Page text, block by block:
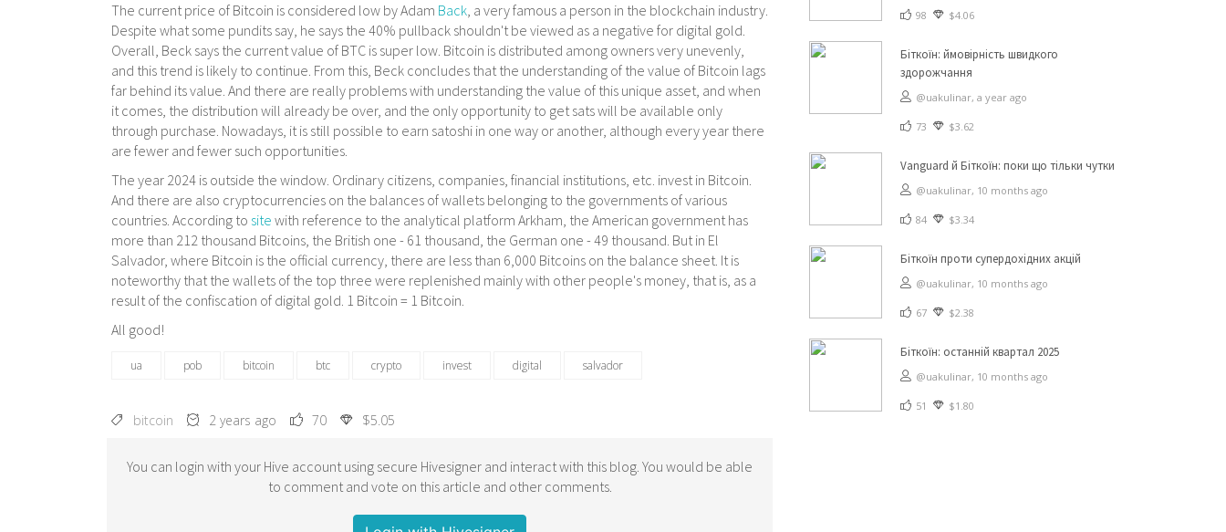
The current price of Bitcoin is considered low by Adam Back, a very famous a person in the blockchain industry.
Despite what some pundits say, he says the 40% pullback shouldn't be viewed as a negative for digital gold.
Overall, Beck says the current value of BTC is super low. Bitcoin is distributed among owners very unevenly,
and this trend is likely to continue. From this, Beck concludes that the understanding of the value of Bitcoin lags
far behind its value. And there are really problems with understanding the value of this unique asset, and when
it comes, the distribution will already be over, and the only opportunity to get sats will be available only
through purchase. Nowadays, it is still possible to earn satoshi in one way or another, although every year there
are fewer and fewer such opportunities.
The year 2024 is outside the window. Ordinary citizens, companies, financial institutions, etc. invest in Bitcoin.
And there are also cryptocurrencies on the balances of wallets belonging to the governments of various
countries. According to site with reference to the analytical platform Arkham, the American government has
more than 212 thousand Bitcoins, the British one - 61 thousand, the German one - 49 thousand. But in El
Salvador, where Bitcoin is the official currency, there are less than 6,000 Bitcoins on the balance sheet. It is
noteworthy that the wallets of the top three were replenished mainly with other people's money, that is, as a
result of the confiscation of digital gold. 1 Bitcoin = 1 Bitcoin.
All good!
ua pob bitcoin btc crypto invest digital salvador
bitcoin 2 years ago 70 $5.05
You can login with your Hive account using secure Hivesigner and interact with this blog. You would be able
to comment and vote on this article and other comments.
98 $4.06
Біткоїн: ймовірність швидкого
здорожчання
@uakulinar, a year ago
73 $3.62
Vanguard й Біткоїн: поки що тільки чутки
@uakulinar, 10 months ago
84 $3.34
Біткоїн проти супердохідних акцій
@uakulinar, 10 months ago
67 $2.38
Біткоїн: останній квартал 2025
@uakulinar, 10 months ago
51 $1.80